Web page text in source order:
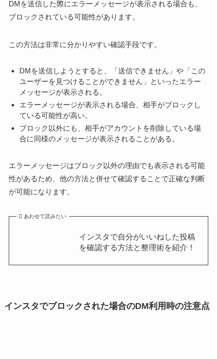
DMを送信した際にエラーメッセージが表示される場合も、
ブロックされている可能性があります。
この方法は非常に分かりやすい確認手段です。
DMを送信しようとすると、「送信できません」や「この
ユーザーを見つけることができません」といったエラー
メッセージが表示される。
エラーメッセージが表示される場合、相手がブロックし
ている可能性が高い。
ブロック以外にも、相手がアカウントを削除している場
合に同様のメッセージが表示されることがある。
エラーメッセージはブロック以外の理由でも表示される可能
性があるため、他の方法と併せて確認することで正確な判断
が可能になります。
あわせて読みたい
インスタで自分がいいねした投稿
を確認する方法と整理術を紹介！
インスタでブロックされた場合のDM利用時の注意点